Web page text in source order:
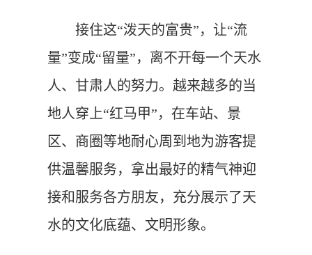
接住这“泼天的富贵”，让“流
量”变成“留量”，离不开每一个天水
人、甘肃人的努力。越来越多的当
地人穿上“红马甲”，在车站、景
区、商圈等地耐心周到地为游客提
供温馨服务，拿出最好的精气神迎
接和服务各方朋友，充分展示了天
水的文化底蕴、文明形象。